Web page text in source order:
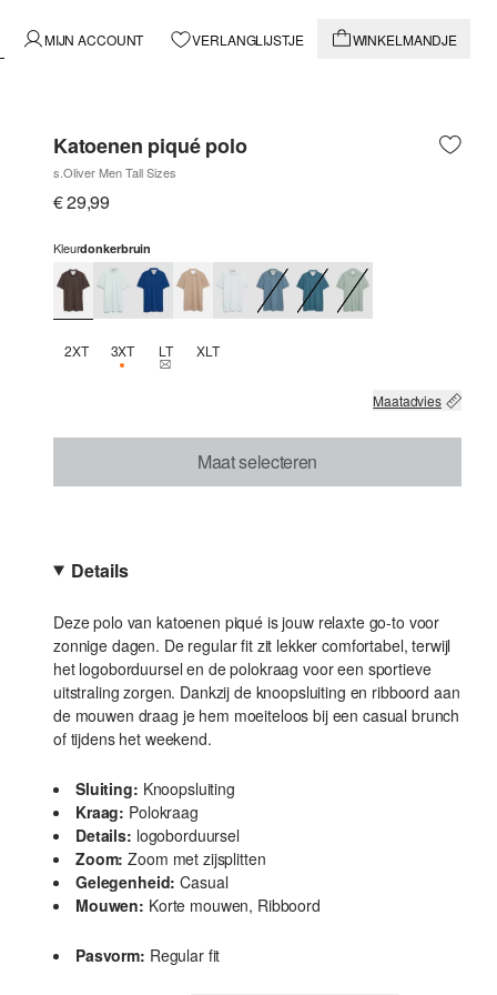
MIJN ACCOUNT VERLANGLIJSTJE WINKELMANDJE
Katoenen piqué polo
s.Oliver Men Tall Sizes
€ 29,99
Kleurdonkerbruin
2XT 3XTNOG 1 BESCHIKBAAR
LT
THIS SIZE IS CURRENTLY OUT OF STOCK
XLT
Maatadvies
Maat selecteren
Details
Deze polo van katoenen piqué is jouw relaxte go-to voor
zonnige dagen. De regular fit zit lekker comfortabel, terwijl
het logoborduursel en de polokraag voor een sportieve
uitstraling zorgen. Dankzij de knoopsluiting en ribboord aan
de mouwen draag je hem moeiteloos bij een casual brunch
of tijdens het weekend.
Sluiting: Knoopsluiting
Kraag: Polokraag
Details: logoborduursel
Zoom: Zoom met zijsplitten
Gelegenheid: Casual
Mouwen: Korte mouwen, Ribboord
Pasvorm: Regular fit